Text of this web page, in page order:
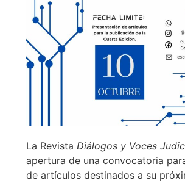
La Revista Diálogos y Voces
apertura de una convocatoria
de artículos destinados a su